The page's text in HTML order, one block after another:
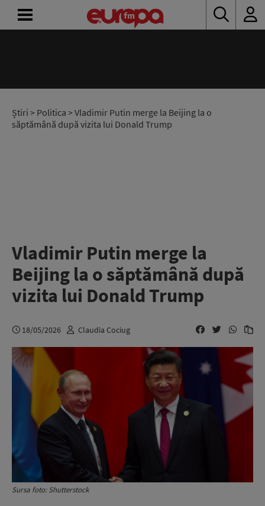
Știri > Politica > Vladimir Putin merge la Beijing la o
săptămână după vizita lui Donald Trump
Vladimir Putin merge la
Beijing la o săptămână după
vizita lui Donald Trump
18/05/2026 Claudia Cociug
Sursa foto: Shutterstock
RADIO